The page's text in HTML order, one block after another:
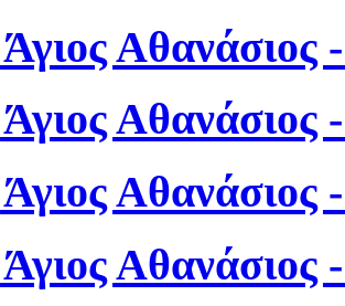
Αθανάσιος
Αθανάσιος
Αθανάσιος